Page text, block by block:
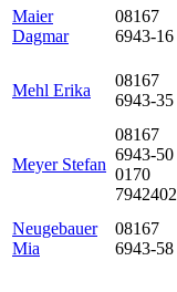
Maier
Dagmar
08167
6943-16
Mehl Erika
08167
6943-35
Meyer Stefan
08167
6943-50
0170
7942402
Neugebauer
Mia
08167
6943-58